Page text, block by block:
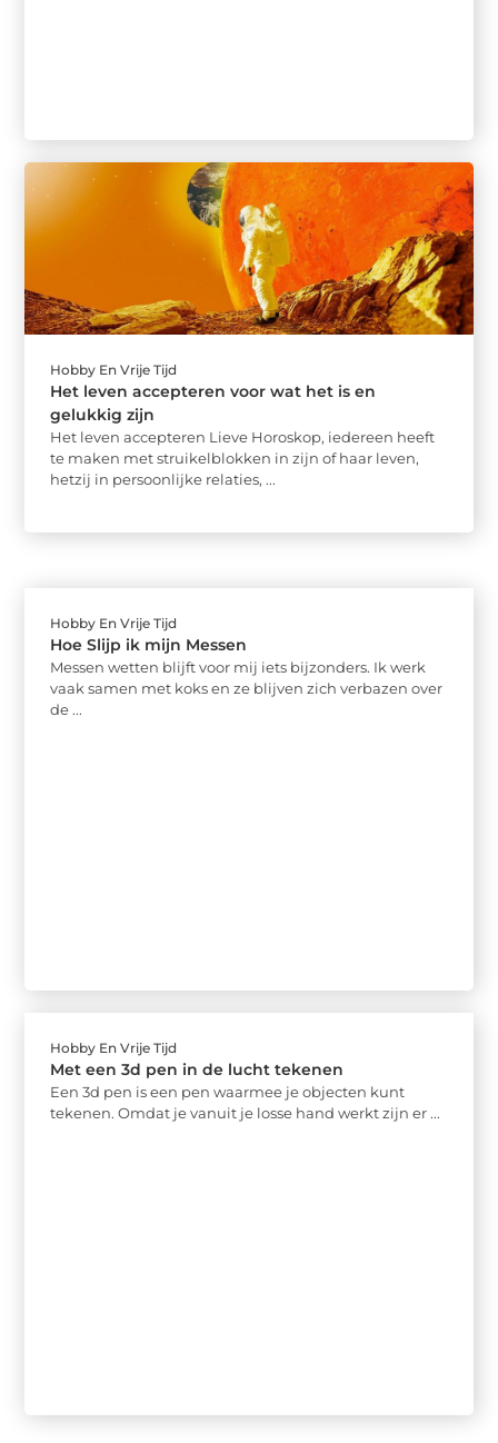
Hobby En Vrije Tijd
Het leven accepteren voor wat het is en
gelukkig zijn
Het leven accepteren Lieve Horoskop, iedereen heeft
te maken met struikelblokken in zijn of haar leven,
hetzij in persoonlijke relaties, ...
Hobby En Vrije Tijd
Hoe Slijp ik mijn Messen
Messen wetten blijft voor mij iets bijzonders. Ik werk
vaak samen met koks en ze blijven zich verbazen over
de ...
Hobby En Vrije Tijd
Met een 3d pen in de lucht tekenen
Een 3d pen is een pen waarmee je objecten kunt
tekenen. Omdat je vanuit je losse hand werkt zijn er ...